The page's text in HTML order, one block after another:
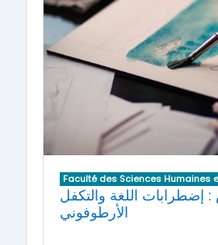
Faculté des Sciences Humaines
إضطرابات اللغة والتكفل
الأرطوفوني